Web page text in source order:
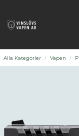
Alla Kategorier Vapen